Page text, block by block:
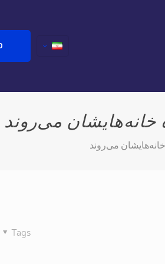
می‌روند
می‌روند
Tags